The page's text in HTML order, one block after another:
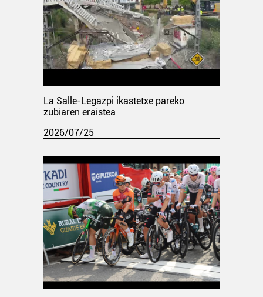
La Salle-Legazpi ikastetxe pareko
zubiaren eraistea
2026/07/25